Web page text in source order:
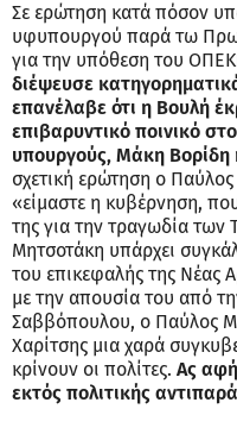
Σε ερώτηση κατά πόσον
υφυπουργού παρά τω
για την υπόθεση του
διέψευσε
επανέλαβε ότι η Βουλή
επιβαρυντικό ποινικό
υπουργούς, Μάκη Βορίδη
σχετική ερώτηση ο
«είμαστε η κυβέρνηση,
της για την τραγωδία των
Μητσοτάκη υπάρχει
του επικεφαλής της Νέας
με την απουσία του από
Σαββόπουλου, ο Παύλος
Χαρίτσης μια χαρά
κρίνουν οι πολίτες. Ας
εκτός πολιτικής